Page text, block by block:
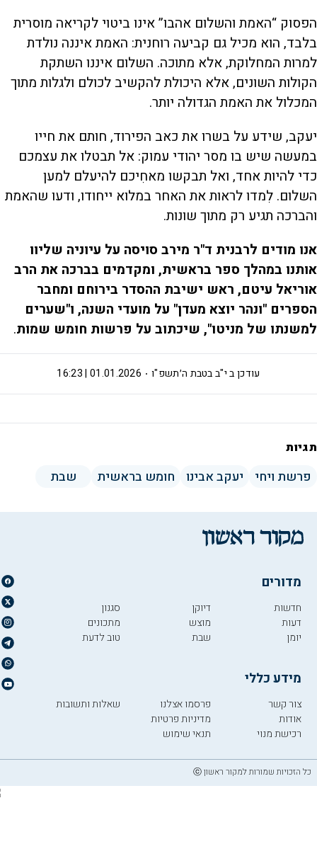
הפסוק “האמת והשלום אהבו” אינו ביטוי לקריאה מוסרית
בלבד, הוא מכיל גם קביעה רוחנית: האמת איננה נולדת
למרות המחלוקת, אלא מתוכה. השלום איננו השתקת
הקולות השונים, אלא היכולת להקשיב לכולם ולגלות מתוך
המכלול את האמת הגדולה יותר.
יעקב, שידע על בשרו את כאב הפירוד, חותם את חייו
במעשה שיש בו מסר יהודי עמוק: אל תבטלו את עצמכם
כדי להיות אחד, ואל תבקשו מאחִיכם להיעלם למען
השלום. לִמדו לראות את האחר במלוא ייחודו, ודעו שהאמת
והברכה תגיע רק מתוך שונות.
אנו מודים לרבנית ד"ר מירב סויסה על עיוניה שליוו
אותנו במהלך ספר בראשית, ומקדמים בברכה את הרב
אוריאל עיטם, ראש ישיבת ההסדר בירוחם ומחבר
הספרים "ונהר יוצא מעדן" על מועדי השנה, ו"שערים
למשנתו של מניטו", שיכתוב על פרשות חומש שמות.
י"ב בטבת ה׳תשפ"ו 01.01.2026 | 16:23 עודכן ב
תגיות
פרשת ויחי יעקב אבינו חומש בראשית שבת
מדורים
חדשות
דעות
יומן
דיוקן
מוצש
שבת
סגנון
מתכונים
טוב לדעת
מידע כללי
צור קשר
אודות
רכישת מנוי
פרסמו אצלנו
מדיניות פרטיות
תנאי שימוש
שאלות ותשובות
כל הזכויות שמורות למקור ראשון ⓒ